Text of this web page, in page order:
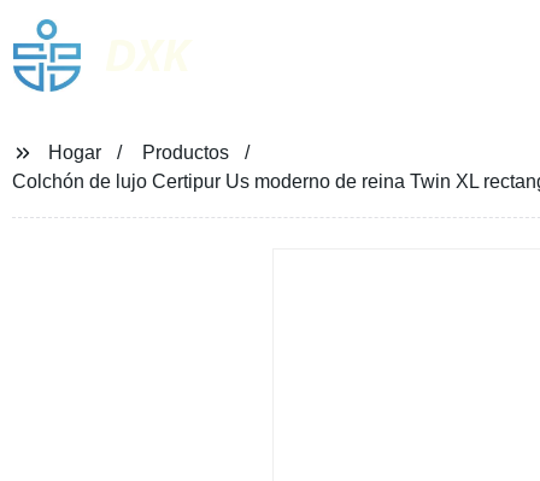
Hogar
Productos
Colchón de lujo Certipur Us moderno de reina Twin XL